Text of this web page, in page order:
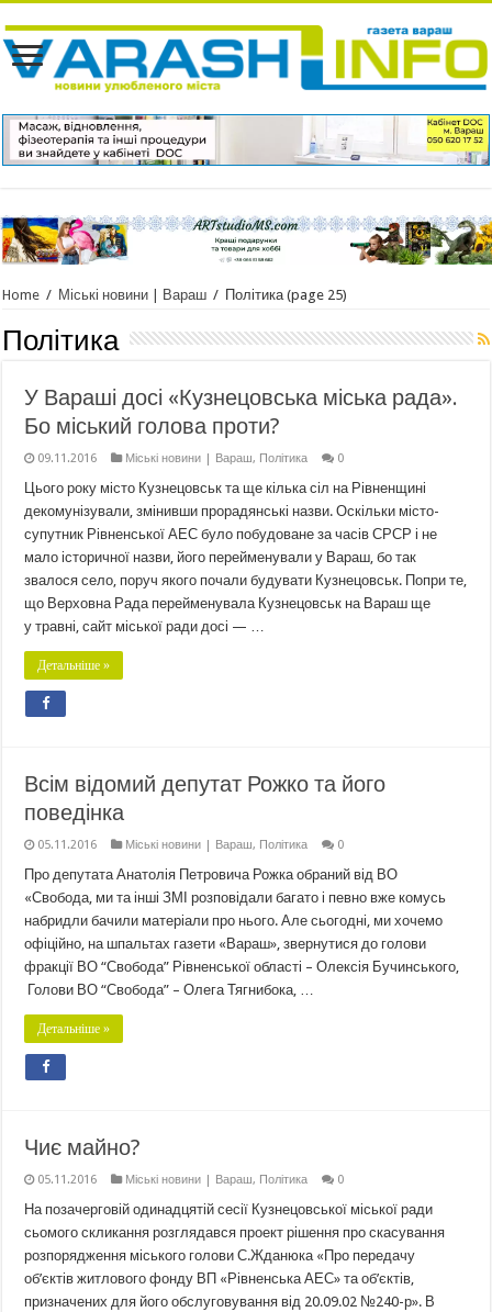
Home / Міські новини | Вараш / Політика(page 25)
Політика
У Вараші досі «Кузнецовська міська рада».
Бо міський голова проти?
09.11.2016 Міські новини | Вараш, Політика 0
Цього року місто Кузнецовськ та ще кілька сіл на Рівненщині
декомунізували, змінивши прорадянські назви. Оскільки місто-
супутник Рівненської АЕС було побудоване за часів СРСР і не
мало історичної назви, його перейменували у Вараш, бо так
звалося село, поруч якого почали будувати Кузнецовськ. Попри те,
що Верховна Рада перейменувала Кузнецовськ на Вараш ще
у травні, сайт міської ради досі — …
Детальніше »
Всім відомий депутат Рожко та його
поведінка
05.11.2016 Міські новини | Вараш, Політика 0
Про депутата Анатолія Петровича Рожка обраний від ВО
«Свобода, ми та інші ЗМІ розповідали багато і певно вже комусь
набридли бачили матеріали про нього. Але сьогодні, ми хочемо
офіційно, на шпальтах газети «Вараш», звернутися до голови
фракції ВО “Свобода” Рівненської області – Олексія Бучинського,
Голови ВО “Свобода” – Олега Тягнибока, …
Детальніше »
Чиє майно?
05.11.2016 Міські новини | Вараш, Політика 0
На позачерговій одинадцятій сесії Кузнецовської міської ради
сьомого скликання розглядався проект рішення про скасування
розпорядження міського голови С.Жданюка «Про передачу
об’єктів житлового фонду ВП «Рівненська АЕС» та об’єктів,
призначених для його обслуговування від 20.09.02 №240-р». В